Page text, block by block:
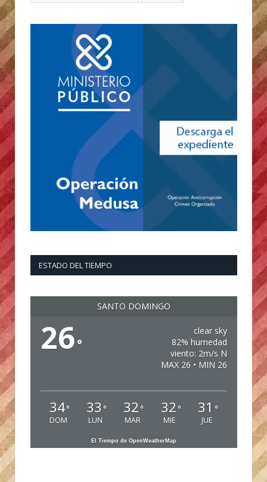
ESTADO DEL TIEMPO
SANTO DOMINGO
26°
clear sky
82% humedad
viento: 2m/s N
MAX 26 • MIN 26
34°
DOM
33 °
LUN
32 °
MAR
32 °
MIE
31 °
JUE
El Tiempo de OpenWeatherMap